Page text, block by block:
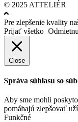
© 2025 ATTELIÉR
Pre zlepšenie kvality
Prijať všetko
Close
Správa súhlasu so
Aby sme mohli
pomáhajú zlepšovať
Funkčné